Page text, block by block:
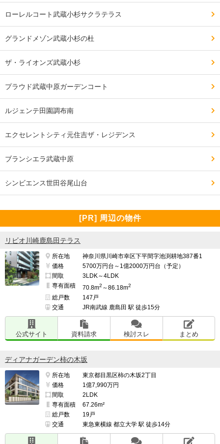
44階　15000万円～15999万円　坪単価668万円～坪単価
44階　18000万円～18999万円　坪単価702万円～坪単価
上記の平均値　坪単価約580万円(予定価格が出ていない
われます)
大乱闘お祭り価格　＝　平均坪単価約500万円
相場価格　＝　平均坪単価約550万円
一般的な新築プレミアムを乗っけた価格　＝　平均坪単
価約610万円
周辺相場を完全に無視したオンリーワン価格　＝　平均
坪単価約700万円
な新築プレミアムを乗っけた価格には収まりそうです
シティタワー武蔵小杉　2016年築
新築時の坪単価約370万円
現在の坪単価約580万円
パークシティ武蔵小杉ザガーデンタワーズイースト
2017年築
ローレルコート武蔵小杉サクラテラス
グランドメゾン武蔵小杉の杜
ザ・ライオンズ武蔵小杉
プラウド武蔵中原ガーデンコート
ルジェンテ田園調布南
エクセレントシティ元住吉ザ・レジデンス
ブランシエラ武蔵中原
シンビエンス世田谷尾山台
[PR] 周辺の物件
リビオ川崎鹿島田テラス
所在地
神奈川県川崎市幸区下平間字池渕耕地387番1
価格
5700万円台～1億2000万円台（予定）
間取
3LDK～4LDK
専有面積
70.8m2 ～86.18m2
総戸数
147戸
交通
JR南武線 鹿島田 駅 徒歩15分
公式サイト 資料請求 検討スレ まとめ
ディアナガーデン柿の木坂
所在地
東京都目黒区柿の木坂2丁目
価格
1億7,990万円
間取
2LDK
専有面積
67.26m²
総戸数
19戸
交通
東急東横線 都立大学 駅 徒歩14分